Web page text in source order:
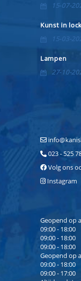
15-07-
Kunst in
15-03-
Lampen
27-10-
023 - 525
Volg ons
Instagram
Geopend op
09:00 - 18:00
09:00 - 18:00
09:00 - 18:00
Geopend op
09:00 - 18:00
09:00 - 17:00